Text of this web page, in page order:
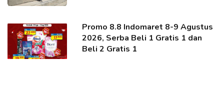
Promo 8.8 Indomaret 8-9 Agustus
2026, Serba Beli 1 Gratis 1 dan
Beli 2 Gratis 1